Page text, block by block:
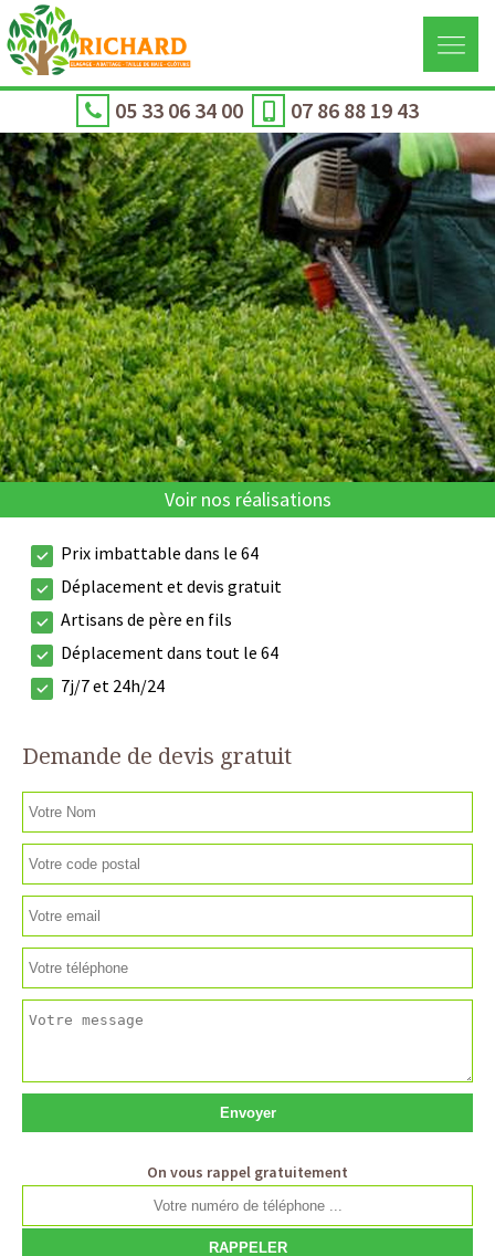
05 33 06 34 00 07 86 88 19 43
Voir nos réalisations
Prix imbattable dans le 64
Déplacement et devis gratuit
Artisans de père en fils
Déplacement dans tout le 64
7j/7 et 24h/24
Demande de devis gratuit
On vous rappel gratuitement